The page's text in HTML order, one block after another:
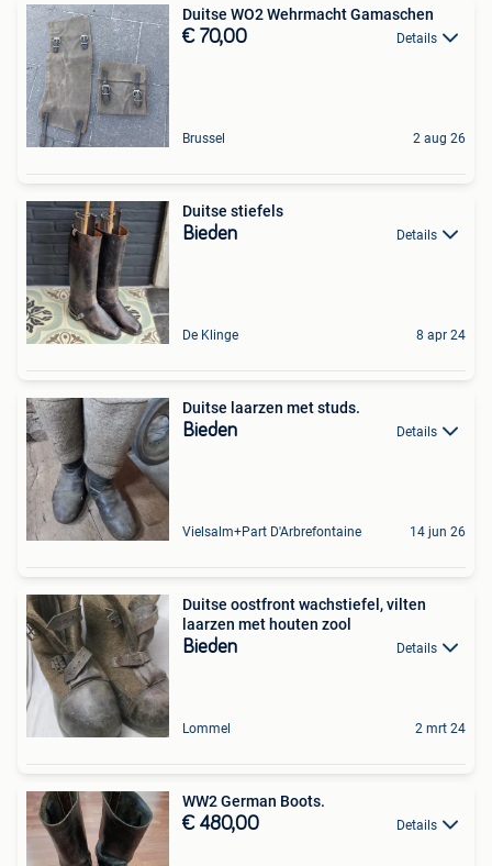
Duitse WO2 Wehrmacht Gamaschen
€ 70,00 Details
Brussel 2 aug 26
Duitse stiefels
Bieden Details
De Klinge 8 apr 24
Duitse laarzen met studs.
Bieden Details
Vielsalm+Part D'Arbrefontaine 14 jun 26
Duitse oostfront wachstiefel, vilten
laarzen met houten zool
Bieden Details
Lommel 2 mrt 24
WW2 German Boots.
€ 480,00 Details